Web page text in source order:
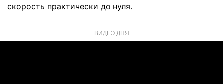
скорость практически до нуля.
ВИДЕО ДНЯ